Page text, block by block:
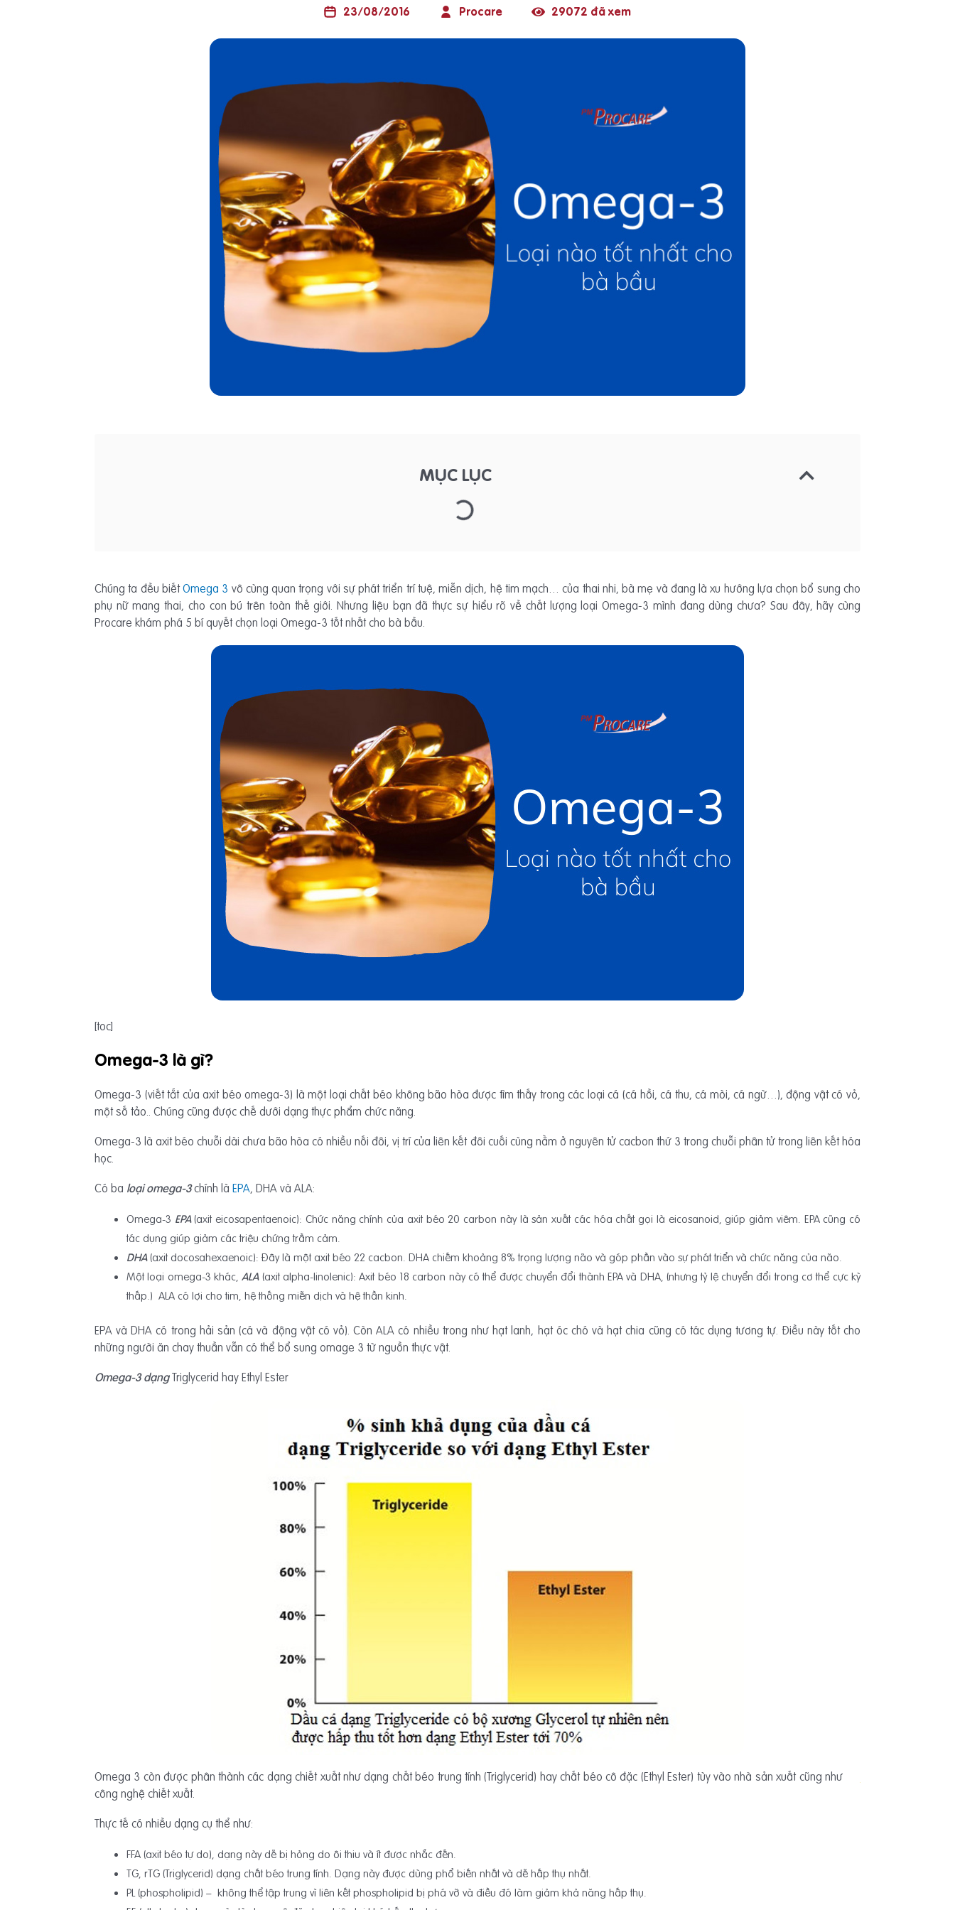
23/08/2016 Procare 29072 đã xem
MỤC LỤC
Chúng ta đều biếtOmega 3 vô cùng quan trọng với sự phát triển trí tuệ, miễn dịch, hệ tim mạch… của thai nhi, bà mẹ và đang là xu hướng lựa chọn bổ sung cho
phụ nữ mang thai, cho con bú trên toàn thế giới. Nhưng liệu bạn đã thực sự hiểu rõ về chất lượng loại Omega-3 mình đang dùng chưa? Sau đây, hãy cùng
Procare khám phá 5 bí quyết chọn loại Omega-3 tốt nhất cho bà bầu.
[toc]
Omega-3 là gì?
Omega-3 (viết tắt của axit béo omega-3) là một loại chất béo không bão hòa được tìm thấy trong các loại cá (cá hồi, cá thu, cá mòi, cá ngừ…), động vật có vỏ,
một số tảo.. Chúng cũng được chế dưới dạng thực phẩm chức năng.
Omega-3 là axit béo chuỗi dài chưa bão hòa có nhiều nối đôi, vị trí của liên kết đôi cuối cùng nằm ở nguyên tử cacbon thứ 3 trong chuỗi phân tử trong liên kết hóa
học.
Có ba loại omega-3chính là EPA, DHA và ALA:
Omega-3 EPA(axit eicosapentaenoic): Chức năng chính của axit béo 20 carbon này là sản xuất các hóa chất gọi là eicosanoid, giúp giảm viêm. EPA cũng có
tác dụng giúp giảm các triệu chứng trầm cảm.
DHA(axit docosahexaenoic): Đây là một axit béo 22 cacbon. DHA chiếm khoảng 8% trọng lượng não và góp phần vào sự phát triển và chức năng của não.
Một loại omega-3 khác,ALA(axit alpha-linolenic): Axit béo 18 carbon này có thể được chuyển đổi thành EPA và DHA, (nhưng tỷ lệ chuyển đổi trong cơ thể cực kỳ
thấp.) ALA có lợi cho tim, hệ thống miễn dịch và hệ thần kinh.
EPA và DHA có trong hải sản (cá và động vật có vỏ). Còn ALA có nhiều trong như hạt lanh, hạt óc chó và hạt chia cũng có tác dụng tương tự. Điều này tốt cho
những người ăn chay thuần vẫn có thể bổ sung omage 3 từ nguồn thực vật.
Omega-3 dạngTriglycerid hay Ethyl Ester
Omega 3 còn được phân thành các dạng chiết xuất như dạng chất béo trung tính (Triglycerid) hay chất béo cô đặc (Ethyl Ester) tùy vào nhà sản xuất cũng như
công nghệ chiết xuất.
Thực tế có nhiều dạng cụ thể như:
FFA (axit béo tự do), dạng này dễ bị hỏng do ôi thiu và ít được nhắc đến.
TG, rTG (Triglycerid) dạng chất béo trung tính. Dạng này được dùng phổ biến nhất và dễ hấp thụ nhất.
PL (phospholipid) – không thể tập trung vì liên kết phospholipid bị phá vỡ và điều đó làm giảm khả năng hấp thụ.